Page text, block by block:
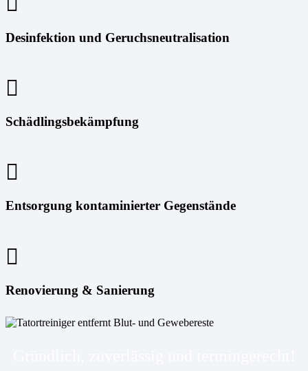
Desinfektion und Geruchsneutralisation
Schädlingsbekämpfung
Entsorgung kontaminierter Gegenstände
Renovierung & Sanierung